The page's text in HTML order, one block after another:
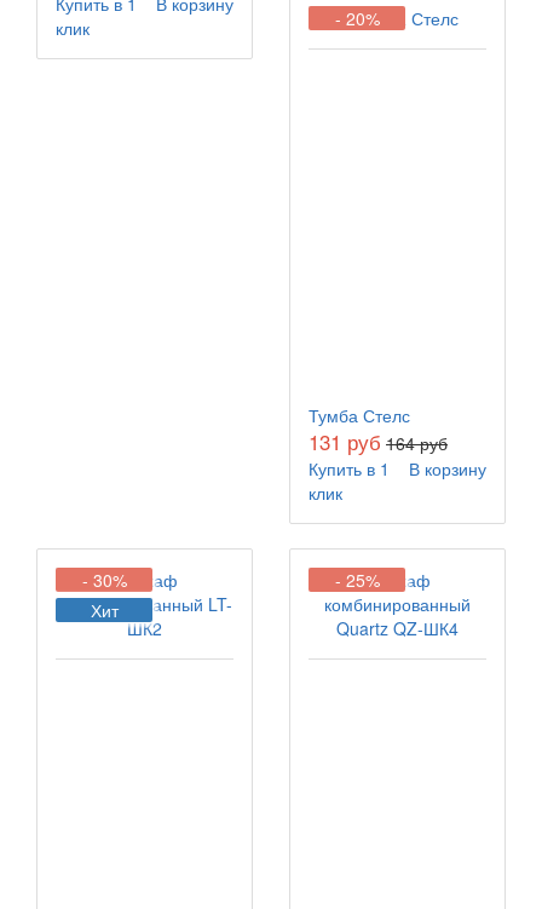
клик
- 20%
Тумба Стелс
131 руб 164 руб
В корзину
Купить в 1
клик
- 30%
Хит
- 25%